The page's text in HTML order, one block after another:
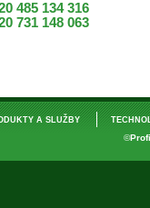
485 134 316
731 148 063
A SLUŽBY
©